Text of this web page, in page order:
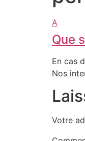
A
Que
En cas
Nos
Votre